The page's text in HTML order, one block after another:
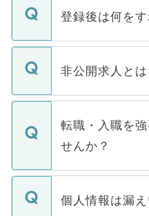
登録後は何を
ご登録いただき
登録内容を確認
ます。通常、5営
いただきますの
非公開求人と
マイナビ
うち約3割は、
けない「非公開
下記の理由によ
ません。
■応募殺到を避
転職・入職を
せんか？
転職・入職を強
ん。また、仮に
個人情報は漏